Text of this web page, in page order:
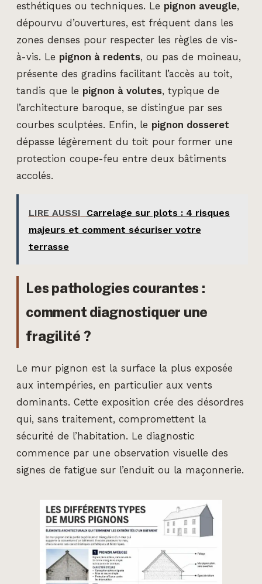
esthétiques ou techniques. Le pignon aveugle,
dépourvu d’ouvertures, est fréquent dans les
zones denses pour respecter les règles de vis-
à-vis. Le pignon à redents, ou pas de moineau,
présente des gradins facilitant l’accès au toit,
tandis que le pignon à volutes, typique de
l’architecture baroque, se distingue par ses
courbes sculptées. Enfin, le pignon dosseret
dépasse légèrement du toit pour former une
protection coupe-feu entre deux bâtiments
accolés.
LIRE AUSSI
Carrelage sur plots : 4 risques
majeurs et comment sécuriser votre
terrasse
Les pathologies courantes :
comment diagnostiquer une
fragilité ?
Le mur pignon est la surface la plus exposée
aux intempéries, en particulier aux vents
dominants. Cette exposition crée des désordres
qui, sans traitement, compromettent la
sécurité de l’habitation. Le diagnostic
commence par une observation visuelle des
signes de fatigue sur l’enduit ou la maçonnerie.